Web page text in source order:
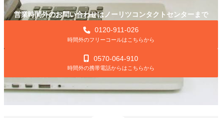
営業時間外のお問い合わせはノーリツコンタクトセンターまで
0120-911-026
時間外のフリーコールはこちらから
0570-064-910
時間外の携帯電話からはこちらから